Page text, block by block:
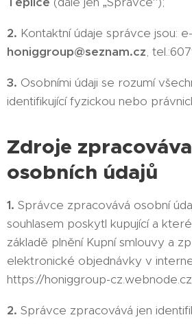
2. Kontaktní údaje správce jsou:
honiggroup@seznam.cz,
3. Osobními údaji se rozumí
identifikující fyzickou nebo
Zdroje
osobních údajů
1. Správce zpracovává osobní
souhlasem poskytl kupující a
základě plnění Kupní smlouvy a
elektronické objednávky v
https://honiggroup-
2. Správce zpracovává jen